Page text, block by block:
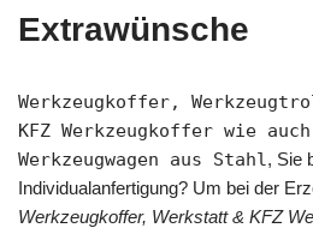
Extrawünsche
Werkzeugkoffer,
KFZ Werkzeugkoffer wie
Werkzeugwagen aus Stahl, Sie
Individualanfertigung? Um bei der
Werkzeugkoffer, Werkstatt & KFZ